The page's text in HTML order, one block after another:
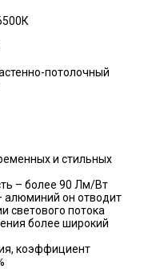
потолочный
и стильных
– более 90 Лм/Вт
алюминий он отводит
светового потока
более широкий
коэффициент